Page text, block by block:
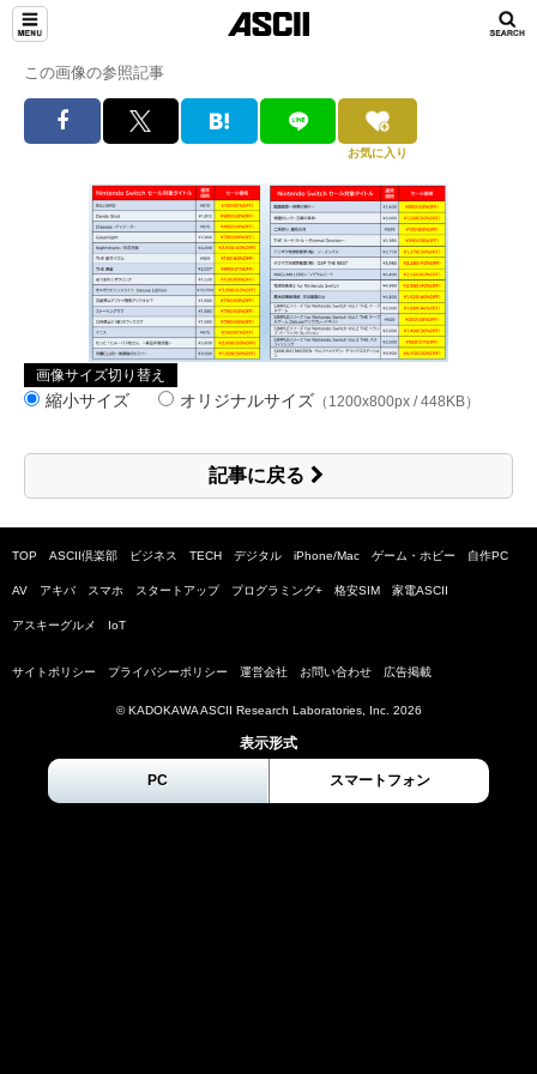
この画像の参照記事
お気に入り
画像サイズ切り替え
縮小サイズ オリジナルサイズ （1200x800px / 448KB）
記事に戻る
TOP ASCII倶楽部 ビジネス TECH デジタル iPhone/Mac ゲーム・ホビー 自作PC
AV アキバ スマホ スタートアップ プログラミング+ 格安SIM 家電ASCII
アスキーグルメ IoT
サイトポリシー プライバシーポリシー 運営会社 お問い合わせ 広告掲載
© KADOKAWA ASCII Research Laboratories, Inc. 2026
表示形式
PC スマートフォン